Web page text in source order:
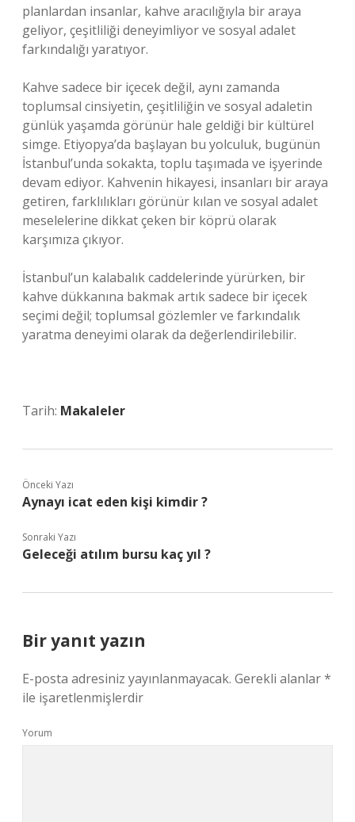
planlardan insanlar, kahve aracılığıyla bir araya
geliyor, çeşitliliği deneyimliyor ve sosyal adalet
farkındalığı yaratıyor.
Kahve sadece bir içecek değil, aynı zamanda
toplumsal cinsiyetin, çeşitliliğin ve sosyal adaletin
günlük yaşamda görünür hale geldiği bir kültürel
simge. Etiyopya’da başlayan bu yolculuk, bugünün
İstanbul’unda sokakta, toplu taşımada ve işyerinde
devam ediyor. Kahvenin hikayesi, insanları bir araya
getiren, farklılıkları görünür kılan ve sosyal adalet
meselelerine dikkat çeken bir köprü olarak
karşımıza çıkıyor.
İstanbul’un kalabalık caddelerinde yürürken, bir
kahve dükkanına bakmak artık sadece bir içecek
seçimi değil; toplumsal gözlemler ve farkındalık
yaratma deneyimi olarak da değerlendirilebilir.
Tarih: Makaleler
Önceki Yazı
Aynayı icat eden kişi kimdir ?
Sonraki Yazı
Geleceği atılım bursu kaç yıl ?
Bir yanıt yazın
E-posta adresiniz yayınlanmayacak. Gerekli alanlar*
ile işaretlenmişlerdir
Yorum